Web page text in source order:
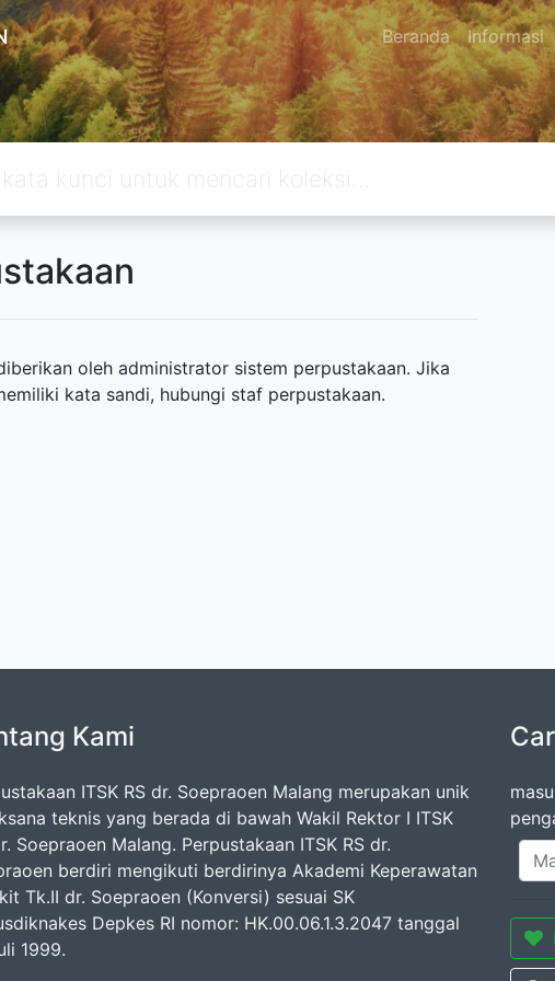
Beranda Informasi
oleh administrator sistem perpustakaan. Jika
kata sandi, hubungi staf perpustakaan.
Kami
ITSK RS dr. Soepraoen Malang merupakan unik
teknis yang berada di bawah Wakil Rektor I ITSK
Soepraoen Malang. Perpustakaan ITSK RS dr.
berdiri mengikuti berdirinya Akademi Keperawatan
Tk.II dr. Soepraoen (Konversi) sesuai SK
Depkes RI nomor: HK.00.06.1.3.2047 tanggal
1999.